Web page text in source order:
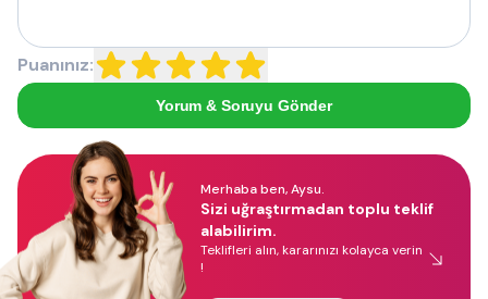
Puanınız:
Yorum & Soruyu Gönder
Merhaba ben, Aysu.
Sizi uğraştırmadan toplu teklif
alabilirim.
Teklifleri alın, kararınızı kolayca verin
!